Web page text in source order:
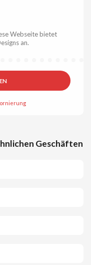
Webseite bietet
an.
Geschäften